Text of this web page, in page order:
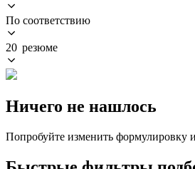
По соответствию
20 резюме
Ничего не нашлось
Попробуйте изменить формулировку